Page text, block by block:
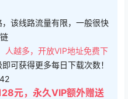
该线路流量有限，一般很快
人越多，开放VIP地址免费下
可获得更多每日下载次数！
元，永久VIP额外赠送